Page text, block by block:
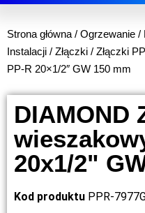
Strona główna / Ogrzewanie /
Instalacji / Złączki / Złączki PP
PP-R 20×1/2″ GW 150 mm
DIAMOND
20x1/2"
Kod produktu PPR-